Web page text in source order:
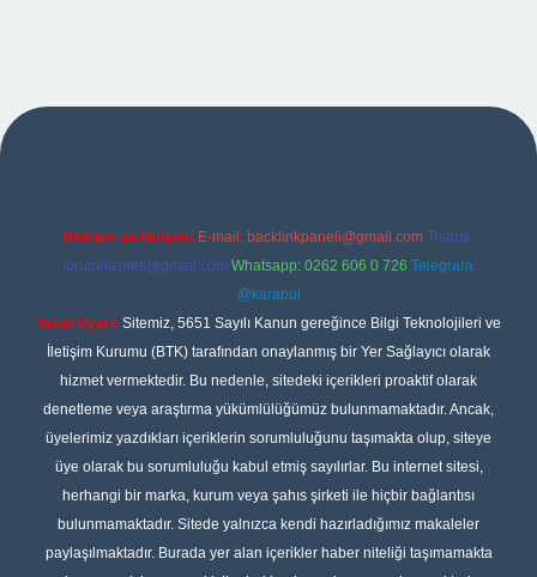
Reklam ve İletişim: E-mail: backlinkpaneli@gmail.com Teams:
forumhizmeti@gmail.com Whatsapp: 0262 606 0 726 Telegram:
@karabul
Yasal Uyarı: Sitemiz, 5651 Sayılı Kanun gereğince Bilgi Teknolojileri ve
İletişim Kurumu (BTK) tarafından onaylanmış bir Yer Sağlayıcı olarak
hizmet vermektedir. Bu nedenle, sitedeki içerikleri proaktif olarak
denetleme veya araştırma yükümlülüğümüz bulunmamaktadır. Ancak,
üyelerimiz yazdıkları içeriklerin sorumluluğunu taşımakta olup, siteye
üye olarak bu sorumluluğu kabul etmiş sayılırlar. Bu internet sitesi,
herhangi bir marka, kurum veya şahıs şirketi ile hiçbir bağlantısı
bulunmamaktadır. Sitede yalnızca kendi hazırladığımız makaleler
paylaşılmaktadır. Burada yer alan içerikler haber niteliği taşımamakta